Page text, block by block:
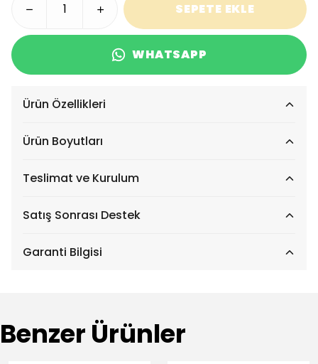
SEPETE EKLE
WHATSAPP
Ürün Özellikleri
Ürün Boyutları
Teslimat ve Kurulum
Satış Sonrası Destek
Garanti Bilgisi
Benzer Ürünler